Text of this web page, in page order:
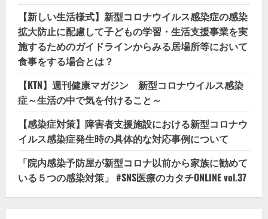
【新しい生活様式】新型コロナウイルス感染症の感染
拡大防止に配慮して子どもの学習・生活支援事業を実
施するためのガイドラインからみる居場所等において
食事をする場合とは？
【KTN】週刊健康マガジン 新型コロナウイルス感染
症～生活の中で気を付けること～
【感染症対策】障害者支援施設における新型コロナウ
イルス感染症発生時の具体的な対応事例について
「院内感染予防屋が新型コロナ以前から家族に勧めて
いる５つの感染対策」 #SNS医療のカタチONLINE vol.37